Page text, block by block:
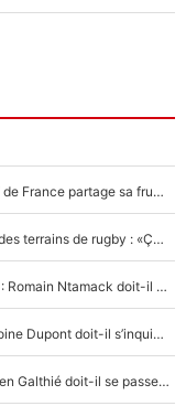
Mis de côté par Fabien Galthié, un joueur du XV de France partage sa frustration : «ils ne me l’ont pas dit tout de suite»
La raison d'être de Matthieu Jalibert en dehors des terrains de rugby : «Ça m'atteint autant que si tu touches à un membre de ma famille»
XV de France - Matthieu Jalibert a tout changé : Romain Ntamack doit-il s’inquiéter pour sa place à un an de la Coupe du monde ?
«Le XV de France est meilleur avec Lucu» : Antoine Dupont doit-il s’inquiéter pour sa place ?
Le XV de France a trouvé son remplaçant : Fabien Galthié doit-il se passer d'Antoine Dupont ?